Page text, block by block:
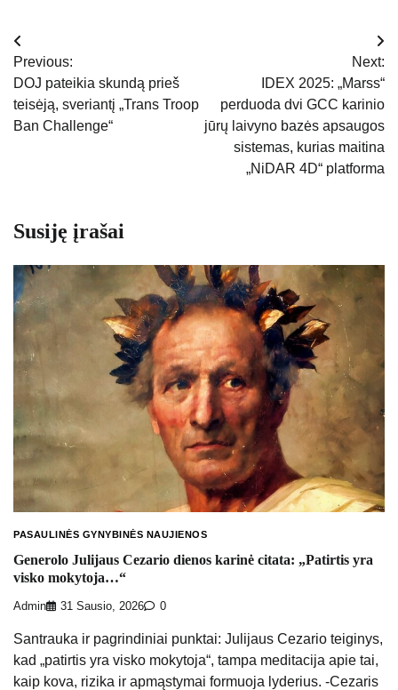
Navigacija
tarp
įrašų
Previous:
DOJ pateikia skundą prieš
teisėją, sveriantį „Trans Troop
Ban Challenge“
Next:
IDEX 2025: „Marss“
perduoda dvi GCC karinio
jūrų laivyno bazės apsaugos
sistemas, kurias maitina
„NiDAR 4D“ platforma
Susiję įrašai
PASAULINĖS GYNYBINĖS NAUJIENOS
Generolo Julijaus Cezario dienos karinė citata: „Patirtis yra
visko mokytoja…“
Admin 31 Sausio, 2026 0
Santrauka ir pagrindiniai punktai: Julijaus Cezario teiginys,
kad „patirtis yra visko mokytoja“, tampa meditacija apie tai,
kaip kova, rizika ir apmąstymai formuoja lyderius. -Cezaris